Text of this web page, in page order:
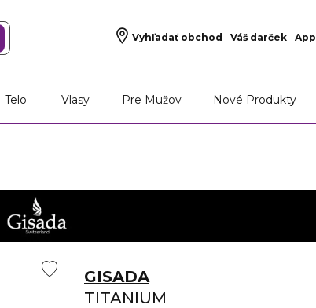
Vyhľadať obchod Váš darček App
Telo Vlasy Pre Mužov Nové Produkty
GISADA
TITANIUM